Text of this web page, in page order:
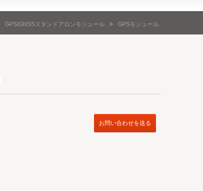
GPS/GNSSスタンドアロンモジュール GPSモジュール
お問い合わせを送る